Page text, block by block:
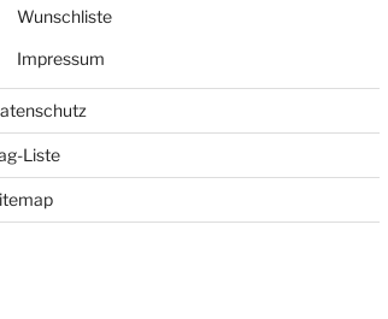
Wunschliste
Impressum
Liste